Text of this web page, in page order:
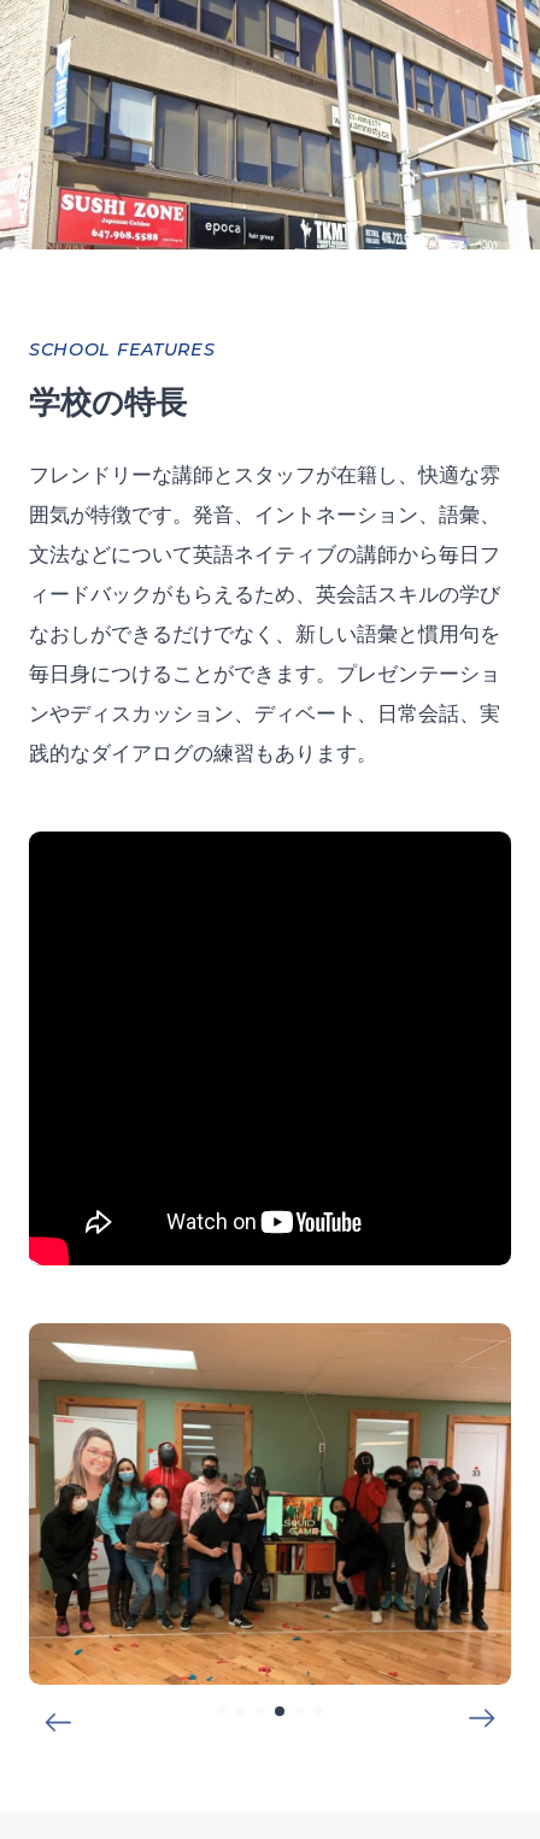
SCHOOL FEATURES
学校の特長
フレンドリーな講師とスタッフが在籍し、快適な雰
囲気が特徴です。発音、イントネーション、語彙、
文法などについて英語ネイティブの講師から毎日フ
ィードバックがもらえるため、英会話スキルの学び
なおしができるだけでなく、新しい語彙と慣用句を
毎日身につけることができます。プレゼンテーショ
ンやディスカッション、ディベート、日常会話、実
践的なダイアログの練習もあります。